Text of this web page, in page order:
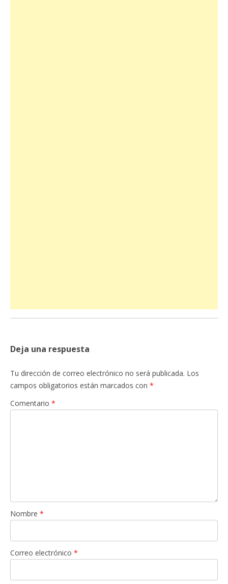
Deja una respuesta
Tu dirección de correo electrónico no será publicada. Los
campos obligatorios están marcados con *
Comentario *
Nombre *
Correo electrónico *